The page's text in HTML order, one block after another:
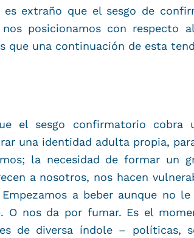
extraño que el sesgo de
posicionamos con respecto
que una continuación de esta
el sesgo confirmatorio cobra
una identidad adulta propia,
la necesidad de formar un
a nosotros, nos hacen
a beber aunque no
O nos da por fumar. Es el
de diversa índole – políticas,